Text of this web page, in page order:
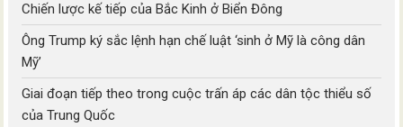
Chiến lược kế tiếp của Bắc Kinh ở Biển Đông
Ông Trump ký sắc lệnh hạn chế luật ‘sinh ở Mỹ là công dân
Mỹ’
Giai đoạn tiếp theo trong cuộc trấn áp các dân tộc thiểu số
của Trung Quốc